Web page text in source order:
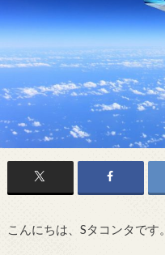
こんにちは、Sタコンタです。